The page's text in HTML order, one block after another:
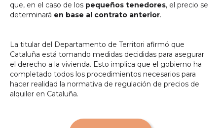
que, en el caso de los pequeños tenedores, el precio se
determinará en base al contrato anterior.
La titular del Departamento de Territori afirmó que
Cataluña está tomando medidas decididas para asegurar
el derecho a la vivienda. Esto implica que el gobierno ha
completado todos los procedimientos necesarios para
hacer realidad la normativa de regulación de precios de
alquiler en Cataluña.